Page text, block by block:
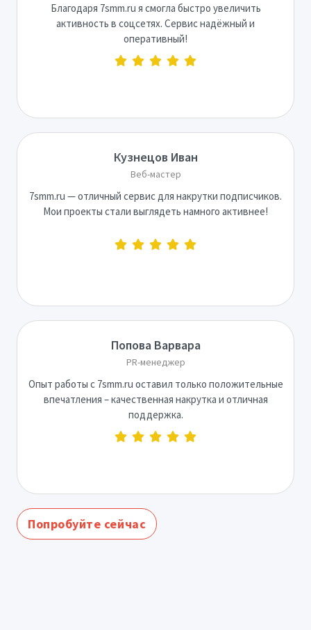
Благодаря 7smm.ru я смогла быстро увеличить
активность в соцсетях. Сервис надёжный и
оперативный!
Кузнецов Иван
Веб-мастер
7smm.ru — отличный сервис для накрутки подписчиков.
Мои проекты стали выглядеть намного активнее!
Попова Варвара
PR-менеджер
Опыт работы с 7smm.ru оставил только положительные
впечатления – качественная накрутка и отличная
поддержка.
Попробуйте сейчас